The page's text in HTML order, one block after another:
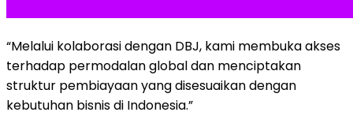
“Melalui kolaborasi dengan DBJ, kami membuka akses
terhadap permodalan global dan menciptakan
struktur pembiayaan yang disesuaikan dengan
kebutuhan bisnis di Indonesia.”